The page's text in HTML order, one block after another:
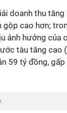
doanh thu
gộp cao hơn;
ảnh hưởng của
tàu tăng cao
59 tỷ đồng, gấp